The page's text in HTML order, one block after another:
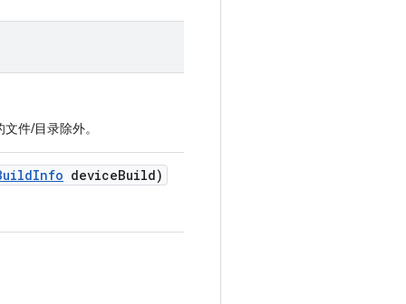
件/目录除外。
Info deviceBuild)